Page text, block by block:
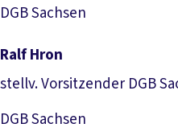
DGB Sachsen
Ralf Hron
stellv. Vorsitzender DGB
DGB Sachsen